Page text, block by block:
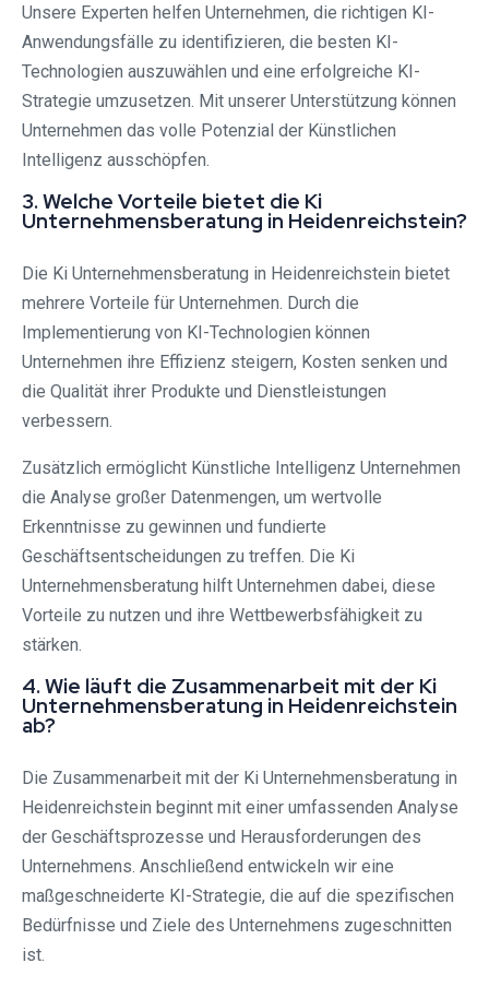
Unsere Experten helfen Unternehmen, die richtigen KI-
Anwendungsfälle zu identifizieren, die besten KI-
Technologien auszuwählen und eine erfolgreiche KI-
Strategie umzusetzen. Mit unserer Unterstützung können
Unternehmen das volle Potenzial der Künstlichen
Intelligenz ausschöpfen.
3. Welche Vorteile bietet die Ki
Unternehmensberatung in Heidenreichstein?
Die Ki Unternehmensberatung in Heidenreichstein bietet
mehrere Vorteile für Unternehmen. Durch die
Implementierung von KI-Technologien können
Unternehmen ihre Effizienz steigern, Kosten senken und
die Qualität ihrer Produkte und Dienstleistungen
verbessern.
Zusätzlich ermöglicht Künstliche Intelligenz Unternehmen
die Analyse großer Datenmengen, um wertvolle
Erkenntnisse zu gewinnen und fundierte
Geschäftsentscheidungen zu treffen. Die Ki
Unternehmensberatung hilft Unternehmen dabei, diese
Vorteile zu nutzen und ihre Wettbewerbsfähigkeit zu
stärken.
4. Wie läuft die Zusammenarbeit mit der Ki
Unternehmensberatung in Heidenreichstein
ab?
Die Zusammenarbeit mit der Ki Unternehmensberatung in
Heidenreichstein beginnt mit einer umfassenden Analyse
der Geschäftsprozesse und Herausforderungen des
Unternehmens. Anschließend entwickeln wir eine
maßgeschneiderte KI-Strategie, die auf die spezifischen
Bedürfnisse und Ziele des Unternehmens zugeschnitten
ist.